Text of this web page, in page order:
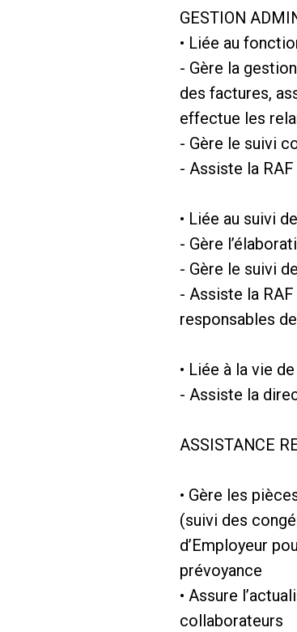
GESTION
• Liée au
- Gère la
des factures,
effectue les
- Gère le suivi
- Assiste la
• Liée au suivi
- Gère
- Gère le suivi
- Assiste la
responsables
• Liée à la vie
- Assiste la
ASSISTANCE
• Gère les
(suivi des
d’Employeur
prévoyance
• Assure
collaborateurs